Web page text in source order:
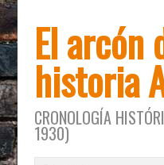
El arcón
historia
CRONOLOGÍA
1930)